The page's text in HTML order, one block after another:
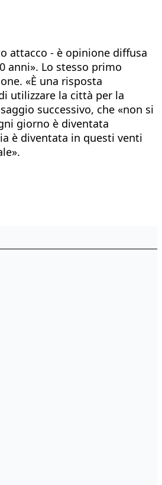
attacco - è opinione diffusa
anni». Lo stesso primo
«È una risposta
utilizzare la città per la
successivo, che «non si
giorno è diventata
è diventata in questi venti